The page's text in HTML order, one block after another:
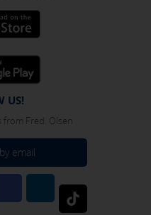
US!
Fred. Olsen
email
the "Cookies policy" section at